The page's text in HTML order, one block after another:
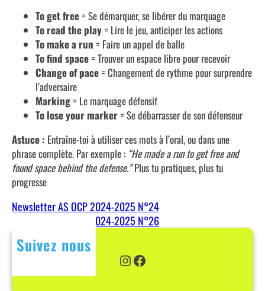
To get free = Se démarquer, se libérer du marquage
To read the play = Lire le jeu, anticiper les actions
To make a run = Faire un appel de balle
To find space = Trouver un espace libre pour recevoir
Change of pace = Changement de rythme pour surprendre
l’adversaire
Marking = Le marquage défensif
To lose your marker = Se débarrasser de son défenseur
Astuce : Entraîne-toi à utiliser ces mots à l’oral, ou dans une
phrase complète. Par exemple : “He made a run to get free and
found space behind the defense.”Plus tu pratiques, plus tu
progresse
Newsletter AS OCP 2024-2025 N°24
Newsletter AS OCP 2024-2025 N°26
Suivez nous
Instagram Facebook